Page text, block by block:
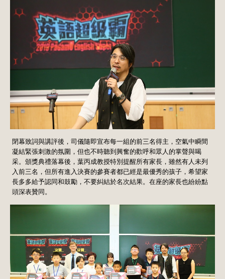
閉幕致詞與講評後，司儀隨即宣布每一組的前三名得主，空氣中瞬間
凝結緊張刺激的氛圍，但也不時聽到興奮的歡呼和眾人的掌聲與喝
采。頒獎典禮落幕後，葉丙成教授特別提醒所有家長，雖然有人未列
入前三名，但所有進入決賽的參賽者都已經是最優秀的孩子，希望家
長多多給予認同和鼓勵，不要糾結於名次結果。在座的家長也紛紛點
頭深表贊同。